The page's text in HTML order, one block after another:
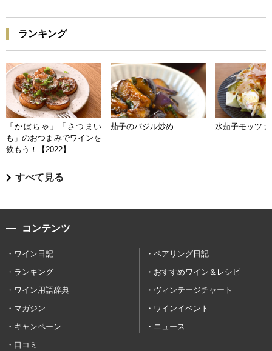
ランキング
「かぼちゃ」「さつまい
も」のおつまみでワインを
飲もう！【2022】
茄子のバジル炒め 水茄子モッツァ
すべて見る
コンテンツ
ワイン日記
ペアリング日記
ランキング
おすすめワイン＆レシピ
ワイン用語辞典
ヴィンテージチャート
マガジン
ワインイベント
キャンペーン
ニュース
口コミ